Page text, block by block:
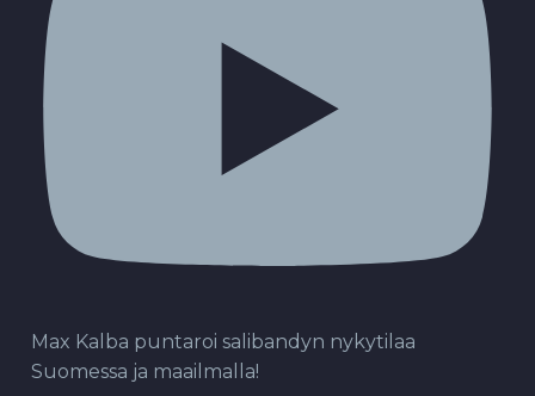
Max Kalba puntaroi salibandyn nykytilaa
Suomessa ja maailmalla!